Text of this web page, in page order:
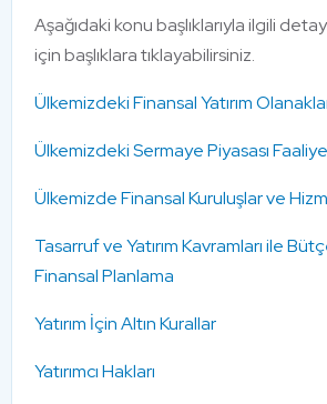
Aşağıdaki konu başlıklarıyla ilgili
için başlıklara tıklayabilirsiniz.
Ülkemizdeki Finansal Yatırım
Ülkemizdeki Sermaye Piyasası
Ülkemizde Finansal Kuruluşlar ve
Tasarruf ve Yatırım Kavramları ile
Finansal Planlama
Yatırım İçin Altın Kurallar
Yatırımcı Hakları